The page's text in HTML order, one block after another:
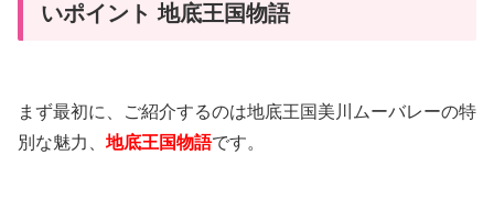
いポイント 地底王国物語
まず最初に、ご紹介するのは地底王国美川ムーバレーの特
別な魅力、 地底王国物語です。